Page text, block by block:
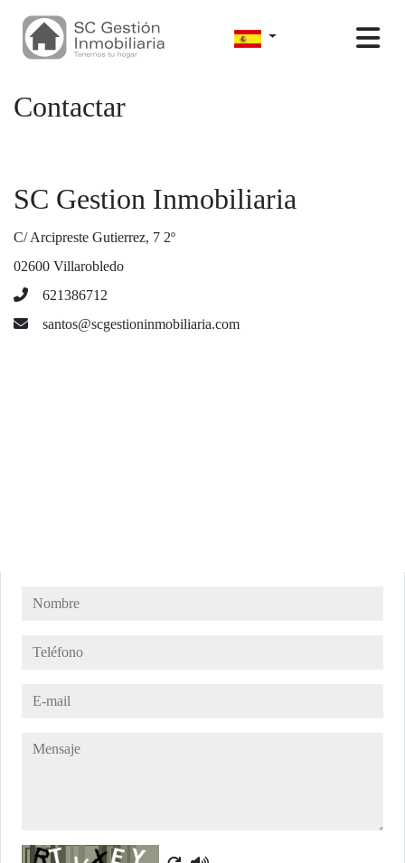
Contactar
SC Gestion Inmobiliaria
C/ Arcipreste Gutierrez, 7 2º
02600 Villarobledo
621386712
santos@scgestioninmobiliaria.com
Nombre
Teléfono
E-mail
Mensaje
Captcha